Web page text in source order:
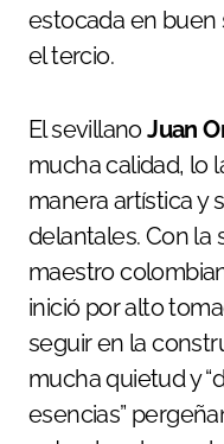
estocada en buen
el tercio.
El sevillanoJuan
mucha calidad, lo
manera artística y
delantales. Con la
maestro
inició por alto
seguir en la
mucha quietud y
esencias”